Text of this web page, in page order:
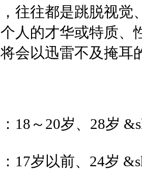
往往都是跳脱视觉
人的才华或特质、
会以迅雷不及掩耳
18～20岁、28岁
17岁以前、24岁